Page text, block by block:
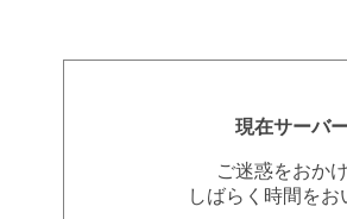
現在サーバ
ご迷惑をおか
しばらく時間を